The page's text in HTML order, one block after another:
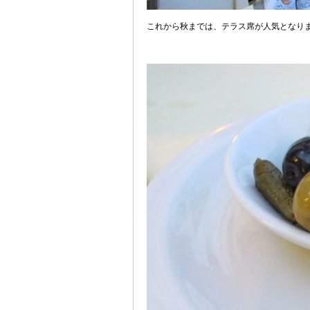
これから秋までは、テラス席が人気となり